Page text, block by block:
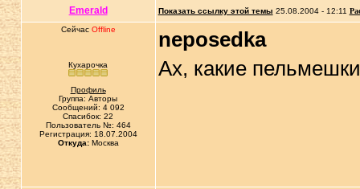
Emerald Показать ссылку этой темы 25.08.2004 - 12:11
Сейчас Offline
Кухарочка
Профиль
Группа: Авторы
Сообщений: 4 092
Спасибок: 22
Пользователь №: 464
Регистрация: 18.07.2004
Откуда:Москва
neposedka
Ах, какие